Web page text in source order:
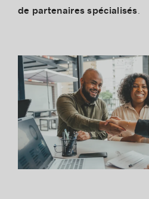
de partenaires spécialisés.